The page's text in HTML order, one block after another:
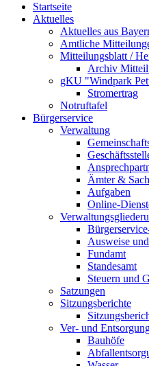
Startseite
Aktuelles
Aktuelles aus
Amtliche
Mitteilungsblatt /
Archiv
gKU "Windpark
Stromertrag
Notruftafel
Bürgerservice
Verwaltung
Ämter &
Aufgaben
Online-
Ausweise
Fundamt
Standesamt
Steuern und
Satzungen
Sitzungsberichte
Ver- und
Bauhöfe